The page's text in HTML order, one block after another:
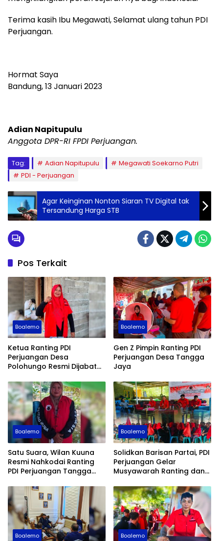
Terima kasih Ibu Megawati, Selamat ulang tahun PDI
Perjuangan.
Hormat Saya
Bandung, 13 Januari 2023
Adian Napitupulu
Anggota DPR-RI FPDI Perjuangan.
Tag: Adian Napitupulu
Megawati Soekarno Putri
PDI - Perjuangan
Agar Keinginan Nonton Siaran TV Digital tak
Tersandung Harga STB
Pos Terkait
Boalemo
Ketua Ranting PDI
Perjuangan Desa
Polohungo Resmi Dijabat
Boalemo
Gen Z Pimpin Ranting PDI
Perjuangan Desa Tangga
Jaya
Boalemo
Satu Suara, Wilan Kuuna
Resmi Nahkodai Ranting
PDI Perjuangan Tangga
Boalemo
Solidkan Barisan Partai, PDI
Perjuangan Gelar
Musyawarah Ranting dan
Kotaraja
Boalemo Boalemo